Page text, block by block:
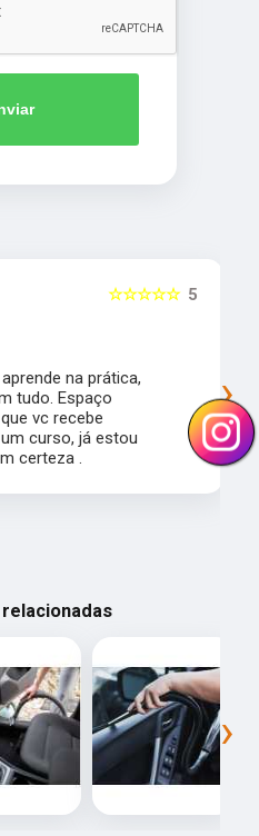
5
☆☆☆☆☆
na prática,
tudo. Espaço
vc recebe
curso, já estou
certeza .
›
›